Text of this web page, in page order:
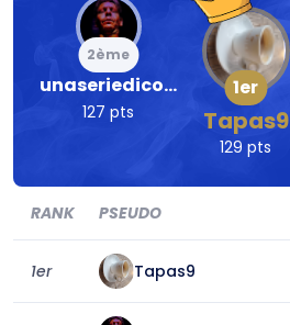
unaseriedicose
2ème
127 pts Tapas9
1er
129 pts
RANK PSEUDO
1er Tapas9